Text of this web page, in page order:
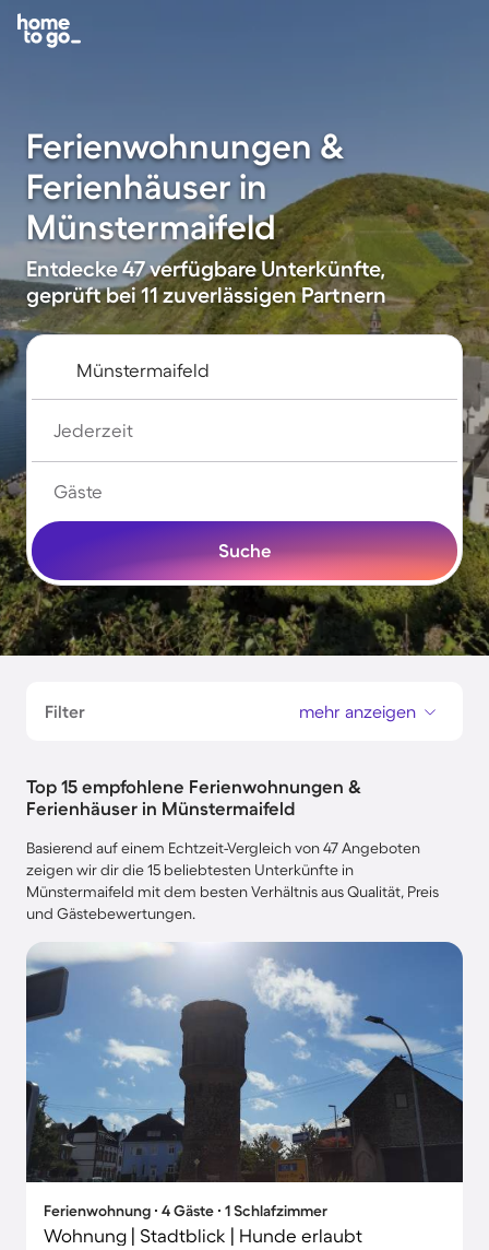
Ferienwohnungen &
Ferienhäuser in
Münstermaifeld
Entdecke 47 verfügbare Unterkünfte,
geprüft bei 11 zuverlässigen Partnern
Jederzeit
Gäste
Suche
Filter mehr anzeigen
Top 15 empfohlene Ferienwohnungen &
Ferienhäuser in Münstermaifeld
Basierend auf einem Echtzeit-Vergleich von 47 Angeboten
zeigen wir dir die 15 beliebtesten Unterkünfte in
Münstermaifeld mit dem besten Verhältnis aus Qualität, Preis
und Gästebewertungen.
Ferienwohnung ∙ 4 Gäste ∙ 1 Schlafzimmer
Wohnung | Stadtblick | Hunde erlaubt